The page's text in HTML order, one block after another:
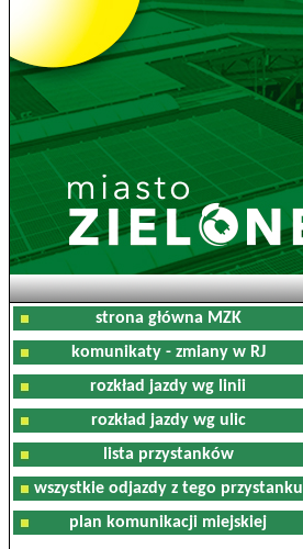
strona główna MZK
komunikaty - zmiany w RJ
rozkład jazdy wg linii
rozkład jazdy wg ulic
lista przystanków
wszystkie odjazdy z tego przystanku
plan komunikacji miejskiej